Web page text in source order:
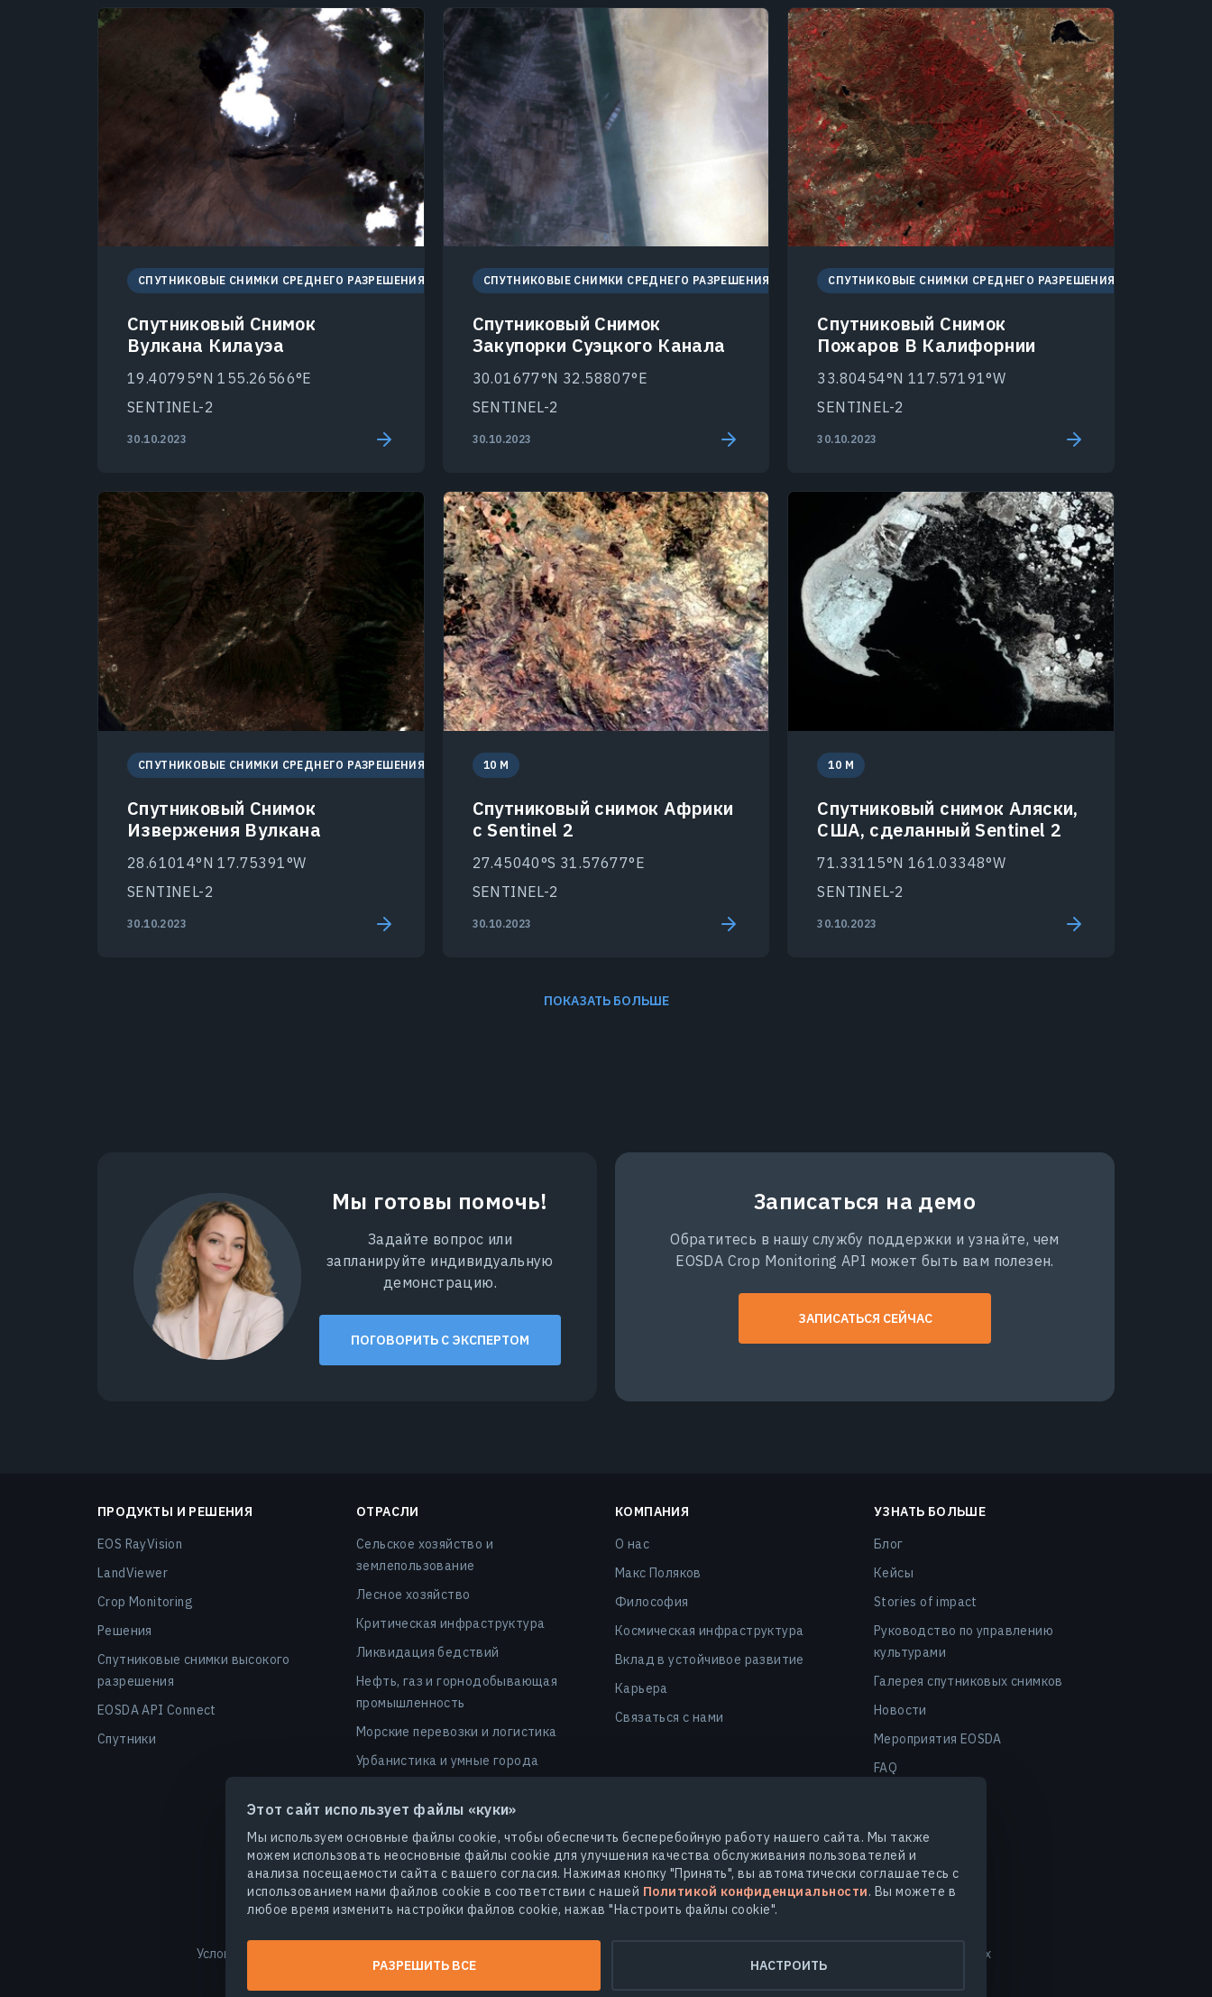
Этот сайт использует файлы «куки»
Мы используем основные файлы cookie, чтобы обеспечить бесперебойную работу нашего сайта. Мы также
можем использовать неосновные файлы cookie для улучшения качества обслуживания пользователей и
анализа посещаемости сайта с вашего согласия. Нажимая кнопку "Принять", вы автоматически соглашаетесь с
использованием нами файлов cookie в соответствии с нашей Политикой конфиденциальности. Вы можете в
любое время изменить настройки файлов cookie, нажав "Настроить файлы cookie".
РАЗРЕШИТЬ ВСЕ НАСТРОИТЬ
СПУТНИКОВЫЕ СНИМКИ СРЕДНЕГО РАЗРЕШЕНИЯ
Спутниковый Снимок
Вулкана Килауэа
19.40795°N 155.26566°E
SENTINEL-2
30.10.2023
СПУТНИКОВЫЕ СНИМКИ СРЕДНЕГО РАЗРЕШЕНИЯ
Спутниковый Снимок
Закупорки Суэцкого Канала
30.01677°N 32.58807°E
SENTINEL-2
30.10.2023
СПУТНИКОВЫЕ СНИМКИ СРЕДНЕГО РАЗРЕШЕНИЯ
Спутниковый Снимок
Пожаров В Калифорнии
33.80454°N 117.57191°W
SENTINEL-2
30.10.2023
СПУТНИКОВЫЕ СНИМКИ СРЕДНЕГО РАЗРЕШЕНИЯ
Спутниковый Снимок
Извержения Вулкана
28.61014°N 17.75391°W
SENTINEL-2
30.10.2023
10 M
Спутниковый снимок Африки
с Sentinel 2
27.45040°S 31.57677°E
SENTINEL-2
30.10.2023
10 M
Спутниковый снимок Аляски,
США, сделанный Sentinel 2
71.33115°N 161.03348°W
SENTINEL-2
30.10.2023
ПОКАЗАТЬ БОЛЬШЕ
Мы готовы помочь!
Задайте вопрос или
запланируйте индивидуальную
демонстрацию.
ПОГОВОРИТЬ С ЭКСПЕРТОМ
Записаться на демо
Обратитесь в нашу службу поддержки и узнайте, чем
EOSDA Crop Monitoring API может быть вам полезен.
ЗАПИСАТЬСЯ СЕЙЧАС
ПРОДУКТЫ И РЕШЕНИЯ
EOS RayVision
LandViewer
Crop Monitoring
Решения
Спутниковые снимки высокого
разрешения
EOSDA API Connect
Спутники
ОТРАСЛИ
Сельское хозяйство и
землепользование
Лесное хозяйство
Критическая инфраструктура
Ликвидация бедствий
Нефть, газ и горнодобывающая
промышленность
Морские перевозки и логистика
Урбанистика и умные города
Безопасность
Агроуглеродные рынки и dMRV
КОМПАНИЯ
О нас
Макс Поляков
Философия
Космическая инфраструктура
Вклад в устойчивое развитие
Карьера
Связаться с нами
УЗНАТЬ БОЛЬШЕ
Блог
Кейсы
Stories of impact
Руководство по управлению
культурами
Галерея спутниковых снимков
Новости
Мероприятия EOSDA
FAQ
© 2026 EOS Data Analytics,Inc.Все права защищены.
Условия использования Безопасность данных